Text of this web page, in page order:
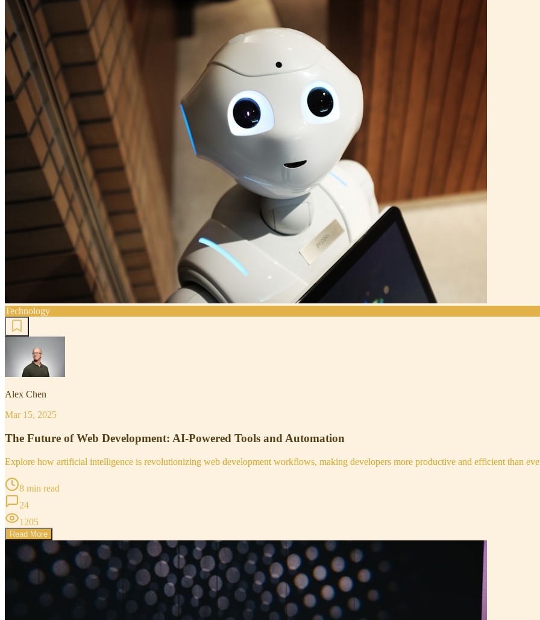
Technology
Alex Chen
Mar 15, 2025
The Future of Web Development: AI-Powered Tools and Automation
Explore how artificial intelligence is revolutionizing web development workflows, making developers more productive and efficient than
8 min read
24
1205
Read More